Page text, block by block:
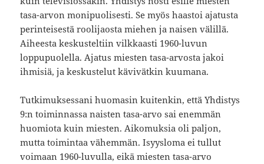
tasa-arvon monipuolisesti. Se myös haastoi ajatusta
perinteisestä roolijaosta miehen ja naisen välillä.
Aiheesta keskusteltiin vilkkaasti 1960-luvun
loppupuolella. Ajatus miesten tasa-arvosta jakoi
ihmisiä, ja keskustelut kävivätkin kuumana.
Tutkimuksessani huomasin kuitenkin, että Yhdistys
9:n toiminnassa naisten tasa-arvo sai enemmän
huomiota kuin miesten. Aikomuksia oli paljon,
mutta toimintaa vähemmän. Isyysloma ei tullut
voimaan 1960-luvulla, eikä miesten tasa-arvo